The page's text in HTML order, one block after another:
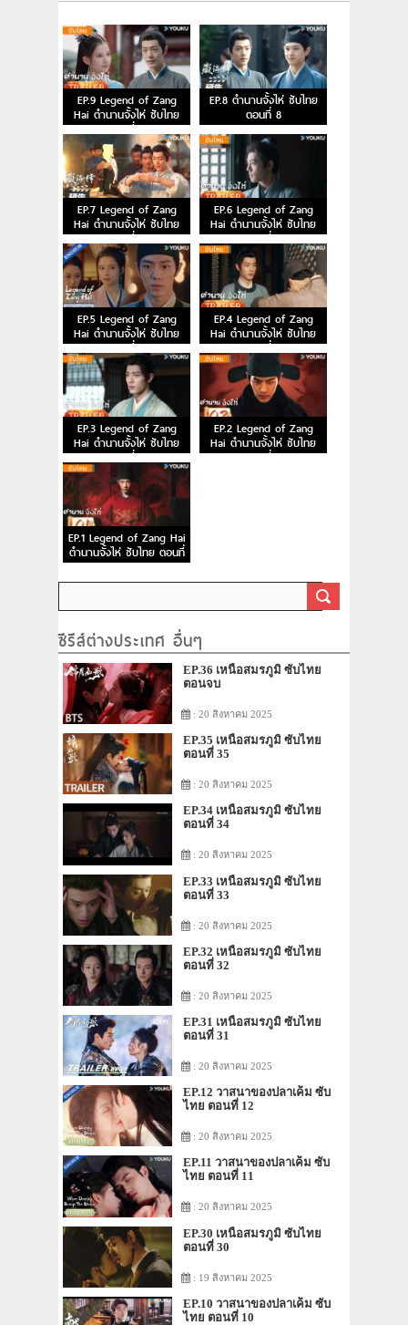
EP.9 Legend of Zang
Hai ตำนานจั้งไห่ ซับไทย
ตอนที่ 9
EP.8 ตำนานจั้งไห่ ซับไทย
ตอนที่ 8
EP.7 Legend of Zang
Hai ตำนานจั้งไห่ ซับไทย
ตอนที่ 7
EP.6 Legend of Zang
Hai ตำนานจั้งไห่ ซับไทย
ตอนที่ 6
EP.5 Legend of Zang
Hai ตำนานจั้งไห่ ซับไทย
ตอนที่ 5
EP.4 Legend of Zang
Hai ตำนานจั้งไห่ ซับไทย
ตอนที่ 4
EP.3 Legend of Zang
Hai ตำนานจั้งไห่ ซับไทย
ตอนที่ 3
EP.2 Legend of Zang
Hai ตำนานจั้งไห่ ซับไทย
ตอนที่ 2
EP.1 Legend of Zang Hai
ตำนานจั้งไห่ ซับไทย ตอนที่
1
ซีรีส์ต่างประเทศ อื่นๆ
EP.36 เหนือสมรภูมิ ซับไทย
ตอนจบ
: 20 สิงหาคม 2025
EP.35 เหนือสมรภูมิ ซับไทย
ตอนที่ 35
: 20 สิงหาคม 2025
EP.34 เหนือสมรภูมิ ซับไทย
ตอนที่ 34
: 20 สิงหาคม 2025
EP.33 เหนือสมรภูมิ ซับไทย
ตอนที่ 33
: 20 สิงหาคม 2025
EP.32 เหนือสมรภูมิ ซับไทย
ตอนที่ 32
: 20 สิงหาคม 2025
EP.31 เหนือสมรภูมิ ซับไทย
ตอนที่ 31
: 20 สิงหาคม 2025
EP.12 วาสนาของปลาเค็ม ซับ
ไทย ตอนที่ 12
: 20 สิงหาคม 2025
EP.11 วาสนาของปลาเค็ม ซับ
ไทย ตอนที่ 11
: 20 สิงหาคม 2025
EP.30 เหนือสมรภูมิ ซับไทย
ตอนที่ 30
: 19 สิงหาคม 2025
EP.10 วาสนาของปลาเค็ม ซับ
ไทย ตอนที่ 10